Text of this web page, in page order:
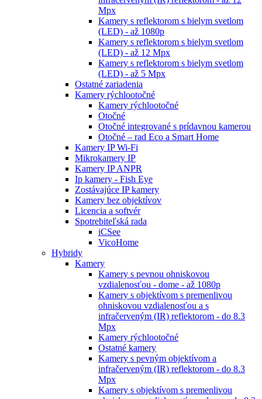
Mpx
Kamery s reflektorom s bielym svetlom
(LED) - až 1080p
Kamery s reflektorom s bielym svetlom
(LED) - až 12 Mpx
Kamery s reflektorom s bielym svetlom
(LED) - až 5 Mpx
Ostatné zariadenia
Kamery rýchlootočné
Kamery rýchlootočné
Otočné
Otočné integrované s prídavnou kamerou
Otočné – rad Eco a Smart Home
Kamery IP Wi-Fi
Mikrokamery IP
Kamery IP ANPR
Ip kamery - Fish Eye
Zostávajúce IP kamery
Kamery bez objektívov
Licencia a softvér
Spotrebiteľská rada
iCSee
VicoHome
Hybridy
Kamery
Kamery s pevnou ohniskovou
vzdialenosťou - dome - až 1080p
Kamery s objektívom s premenlivou
ohniskovou vzdialenosťou a s
infračerveným (IR) reflektorom - do 8.3
Mpx
Kamery rýchlootočné
Ostatné kamery
Kamery s pevným objektívom a
infračerveným (IR) reflektorom - do 8.3
Mpx
Kamery s objektívom s premenlivou